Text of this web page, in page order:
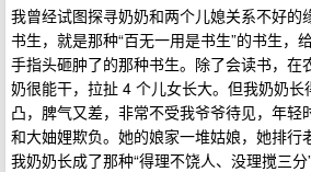
我曾经试图探寻奶奶和两个儿媳关系不好的
书生，就是那种“百无一用是书生”的书生，
手指头砸肿了的那种书生。除了会读书，在
奶很能干，拉扯 4 个儿女长大。但我奶奶
凸，脾气又差，非常不受我爷爷待见，年轻
和大妯娌欺负。她的娘家一堆姑娘，她排行
我奶奶长成了那种“得理不饶人、没理搅三